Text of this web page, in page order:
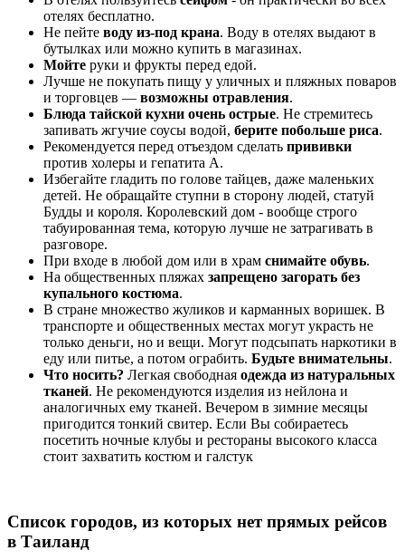
отелях бесплатно.
Не пейте воду из-под крана. Воду в отелях выдают в
бутылках или можно купить в магазинах.
Мойте руки и фрукты перед едой.
Лучше не покупать пищу у уличных и пляжных поваров
и торговцев — возможны отравления.
Блюда тайской кухни очень острые. Не стремитесь
запивать жгучие соусы водой, берите побольше риса.
Рекомендуется перед отъездом сделать прививки
против холеры и гепатита А.
Избегайте гладить по голове тайцев, даже маленьких
детей. Не обращайте ступни в сторону людей, статуй
Будды и короля. Королевский дом - вообще строго
табуированная тема, которую лучше не затрагивать в
разговоре.
При входе в любой дом или в храм снимайте обувь.
На общественных пляжах запрещено загорать без
купального костюма.
В стране множество жуликов и карманных воришек. В
транспорте и общественных местах могут украсть не
только деньги, но и вещи. Могут подсыпать наркотики в
еду или питье, а потом ограбить. Будьте внимательны.
Что носить? Легкая свободная одежда из натуральных
тканей. Не рекомендуются изделия из нейлона и
аналогичных ему тканей. Вечером в зимние месяцы
пригодится тонкий свитер. Если Вы собираетесь
посетить ночные клубы и рестораны высокого класса
стоит захватить костюм и галстук
Список городов, из которых нет прямых рейсов
в Таиланд